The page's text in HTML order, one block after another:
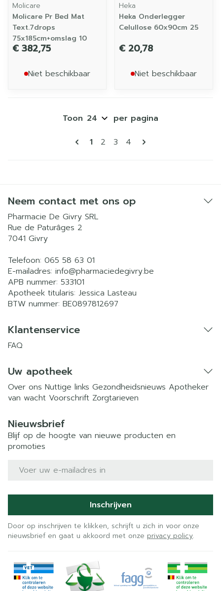
Molicare
Molicare Pr Bed Mat
Text.7drops
75x185cm+omslag 10
€ 382,75
Niet beschikbaar
Heka
Heka Onderlegger
Celullose 60x90cm 25
€ 20,78
Niet beschikbaar
Pagina's
U lees momenteel pagina
1 Pagina
2 Pagina
3 Pagina
4
Toon per pagina
Neem contact met ons op
Pharmacie De Givry SRL
Rue de Paturâges 2
7041 Givry
Telefoon: 065 58 63 01
E-mailadres: info@pharmaciedegivry.be
APB nummer: 533101
Apotheek titularis: Jessica Lasteau
BTW nummer: BE0897812697
Klantenservice
FAQ
Uw apotheek
Over ons Nuttige links Gezondheidsnieuws Apotheker
van wacht Voorschrift Zorgtarieven
Nieuwsbrief
Blijf op de hoogte van nieuwe producten en
promoties
E-mail adres
Inschrijven
Door op inschrijven te klikken, schrijft u zich in voor onze
nieuwsbrief en gaat u akkoord met onze privacy policy.